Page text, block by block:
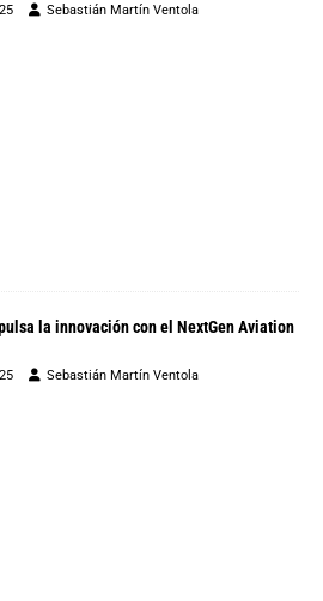
Sebastián Martín Ventola
la innovación con el NextGen Aviation
Sebastián Martín Ventola